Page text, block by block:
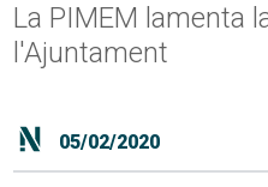
La PIMEM lamenta
l'Ajuntament
05/02/2020